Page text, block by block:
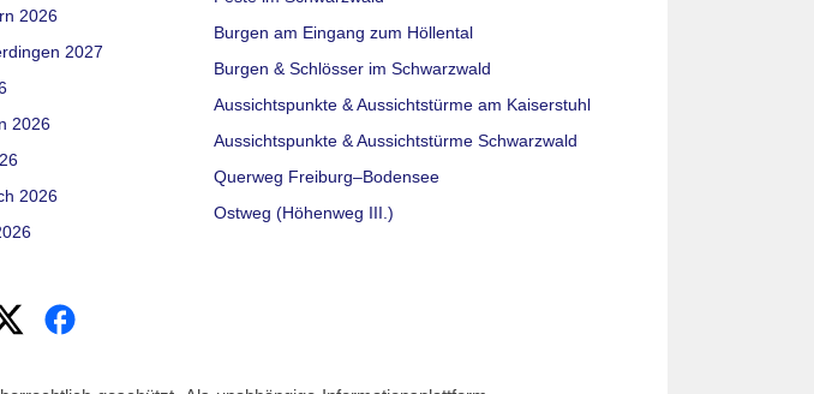
2026
2027
2026
2026
Burgen am Eingang zum Höllental
Burgen & Schlösser im Schwarzwald
Aussichtspunkte & Aussichtstürme am Kaiserstuhl
Aussichtspunkte & Aussichtstürme Schwarzwald
Querweg Freiburg–Bodensee
Ostweg (Höhenweg III.)